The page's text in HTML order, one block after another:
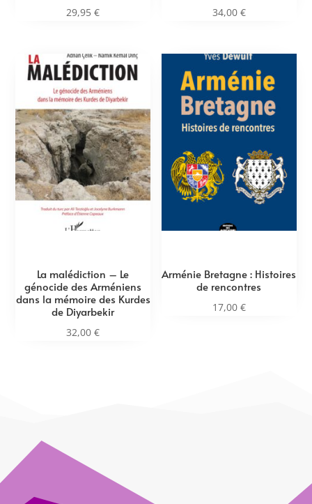
29,95€ 34,00 €
La malédiction – Le
génocide des Arméniens
dans la mémoire des Kurdes
de Diyarbekir
32,00€
Arménie Bretagne : Histoires
de rencontres
17,00 €